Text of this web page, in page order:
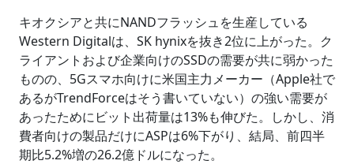
キオクシアと共にNANDフラッシュを生産している
Western Digitalは、SK hynixを抜き2位に上がった。ク
ライアントおよび企業向けのSSDの需要が共に弱かった
ものの、5Gスマホ向けに米国主力メーカー（Apple社で
あるがTrendForceはそう書いていない）の強い需要が
あったためにビット出荷量は13%も伸びた。しかし、消
費者向けの製品だけにASPは6%下がり、結局、前四半
期比5.2%増の26.2億ドルになった。